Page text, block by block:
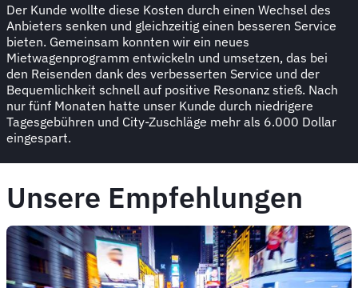
Der Kunde wollte diese Kosten durch einen Wechsel des
Anbieters senken und gleichzeitig einen besseren Service
bieten. Gemeinsam konnten wir ein neues
Mietwagenprogramm entwickeln und umsetzen, das bei
den Reisenden dank des verbesserten Service und der
Bequemlichkeit schnell auf positive Resonanz stieß. Nach
nur fünf Monaten hatte unser Kunde durch niedrigere
Tagesgebühren und City-Zuschläge mehr als 6.000 Dollar
eingespart.
Unsere Empfehlungen